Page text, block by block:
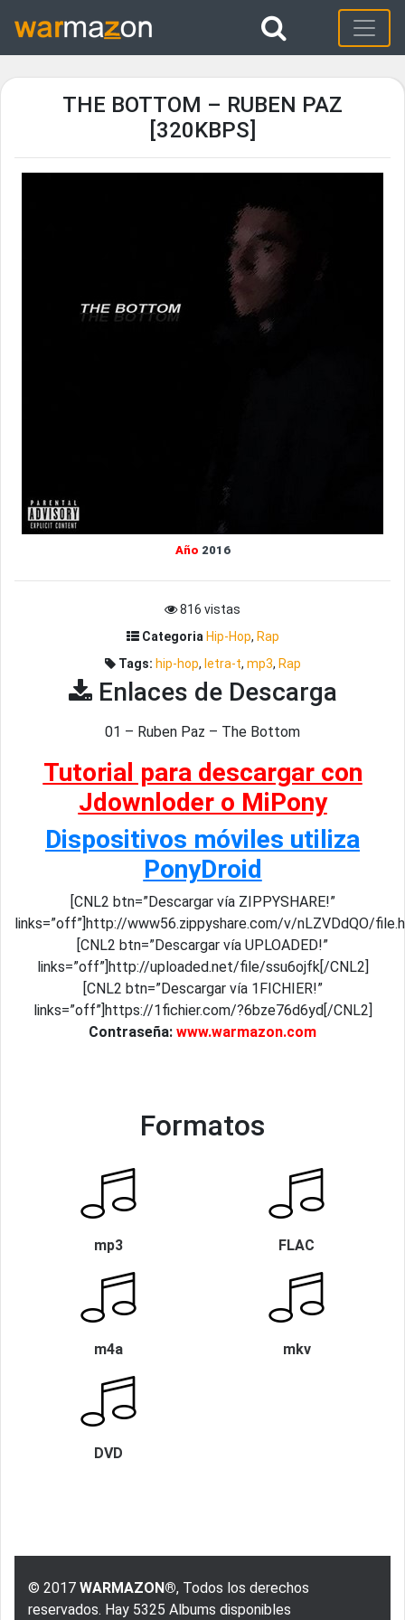
THE BOTTOM – RUBEN PAZ
[320KBPS]
Año 2016
816 vistas
Categoria Hip-Hop, Rap
Tags: hip-hop, letra-t, mp3, Rap
Enlaces de Descarga
01 – Ruben Paz – The Bottom
Tutorial para descargar con
Jdownloder o MiPony
Dispositivos móviles utiliza
PonyDroid
[CNL2 btn=”Descargar vía ZIPPYSHARE!”
links=”off”]http://www56.zippyshare.com/v/nLZVDdQO/
[CNL2 btn=”Descargar vía UPLOADED!”
links=”off”]http://uploaded.net/file/ssu6ojfk[/CNL2]
[CNL2 btn=”Descargar vía 1FICHIER!”
links=”off”]https://1fichier.com/?6bze76d6yd[/CNL2]
Contraseña: www.warmazon.com
Formatos
mp3 FLAC
m4a mkv
DVD
© 2017 WARMAZON®, Todos los derechos
reservados. Hay 5325 Albums disponibles